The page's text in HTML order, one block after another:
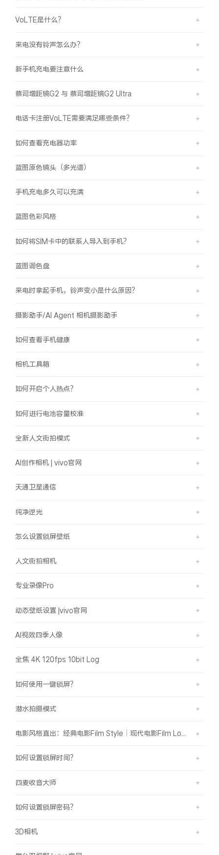
VoLTE是什么？
来电没有铃声怎么办？
新手机充电要注意什么
蔡司增距镜G2 与 蔡司增距镜G2 Ultra
电话卡注册VoLTE需要满足哪些条件？
如何查看充电器功率
蓝图原色镜头（多光谱）
手机充电多久可以充满
蓝图色彩风格
如何将SIM卡中的联系人导入到手机？
蓝图调色盘
来电时拿起手机，铃声变小是什么原因？
摄影助手/AI Agent 相机摄影助手
如何查看手机健康
相机工具箱
如何开启个人热点？
如何进行电池容量校准
全新人文街拍模式
AI创作相机 | vivo官网
天通卫星通信
纯净逆光
怎么设置锁屏壁纸
人文街拍相机
专业录像Pro
动态壁纸设置 |vivo官网
AI视效四季人像
全焦 4K 120fps 10bit Log
如何使用一键锁屏？
潜水拍摄模式
如何设置锁屏时间？
四麦收音大师
如何设置锁屏密码？
3D相机